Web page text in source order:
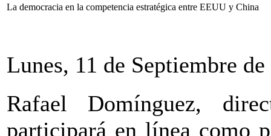
La democracia en la competencia estratégica entre EEUU y China
Lunes, 11 de Septiembre
Rafael Domínguez,
participará en línea como